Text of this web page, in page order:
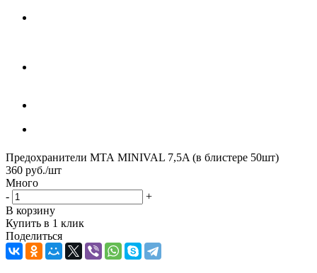
Предохранители МТА MINIVAL 7,5A (в блистере 50шт)
360 руб./шт
Много
-
+
В корзину
Купить в 1 клик
Поделиться